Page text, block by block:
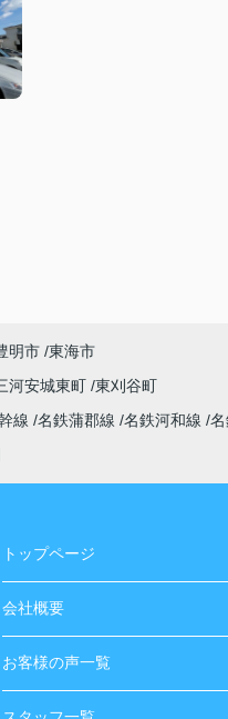
明市 東海市
河安城東町 東刈谷町
線 名鉄蒲郡線 名鉄河和線
トップページ
会社概要
お客様の声一覧